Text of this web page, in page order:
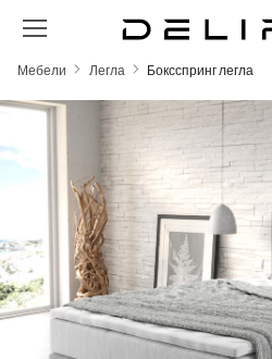
Преминете към основното
Мебели Легла Боксспринг легла
Пропуснете галерия с